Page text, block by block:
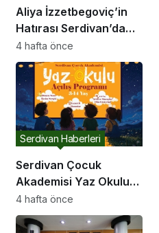
Aliya İzzetbegoviç’in
Hatırası Serdivan’da
Yaşatılıyor
4 hafta önce
Serdivan Çocuk
Akademisi Yaz Okulu
Kapılarını Açıyor
Serdivan Haberleri
4 hafta önce